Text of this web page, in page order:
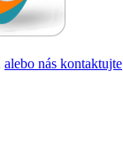
alebo nás kontaktujte